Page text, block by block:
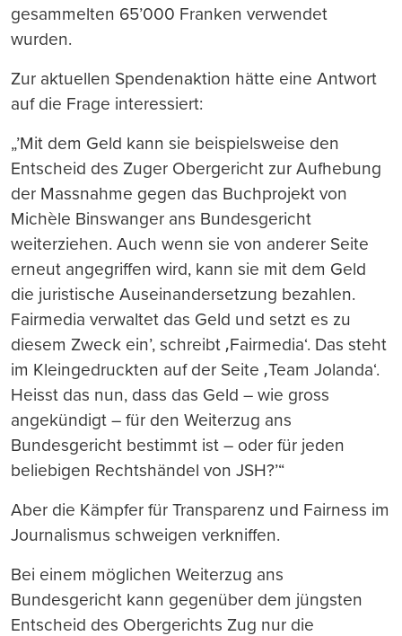
gesammelten 65’000 Franken verwendet
wurden.
Zur aktuellen Spendenaktion hätte eine Antwort
auf die Frage interessiert:
„’Mit dem Geld kann sie beispielsweise den
Entscheid des Zuger Obergericht zur Aufhebung
der Massnahme gegen das Buchprojekt von
Michèle Binswanger ans Bundesgericht
weiterziehen. Auch wenn sie von anderer Seite
erneut angegriffen wird, kann sie mit dem Geld
die juristische Auseinandersetzung bezahlen.
Fairmedia verwaltet das Geld und setzt es zu
diesem Zweck ein’, schreibt ‚Fairmedia‘. Das steht
im Kleingedruckten auf der Seite ‚Team Jolanda‘.
Heisst das nun, dass das Geld – wie gross
angekündigt – für den Weiterzug ans
Bundesgericht bestimmt ist – oder für jeden
beliebigen Rechtshändel von JSH?’“
Aber die Kämpfer für Transparenz und Fairness im
Journalismus schweigen verkniffen.
Bei einem möglichen Weiterzug ans
Bundesgericht kann gegenüber dem jüngsten
Entscheid des Obergerichts Zug nur die